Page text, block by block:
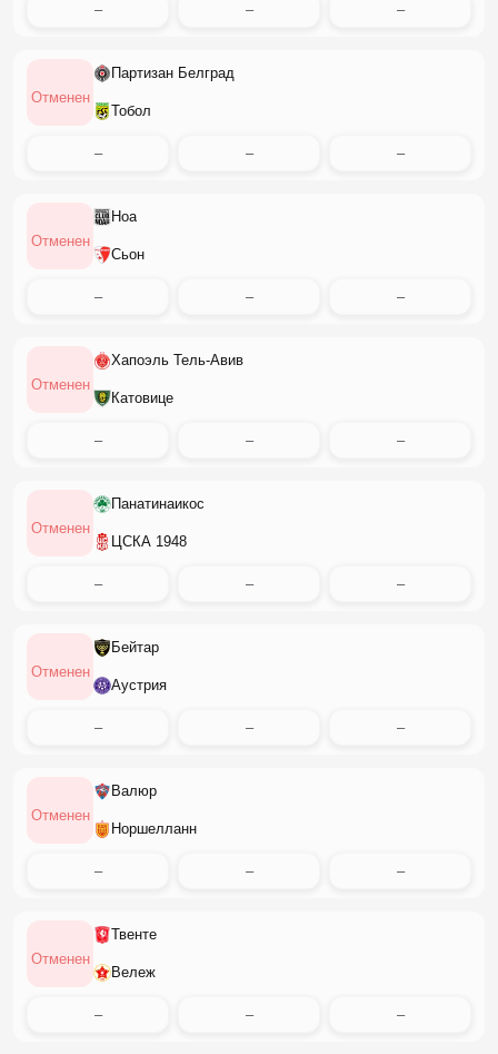
– – –
Отменен
Партизан Белград
Тобол
– – –
Отменен
Ноа
Сьон
– – –
Отменен
Хапоэль Тель-Авив
Катовице
– – –
Отменен
Панатинаикос
ЦСКА 1948
– – –
Отменен
Бейтар
Аустрия
– – –
Отменен
Валюр
Норшелланн
– – –
Отменен
Твенте
Вележ
– – –